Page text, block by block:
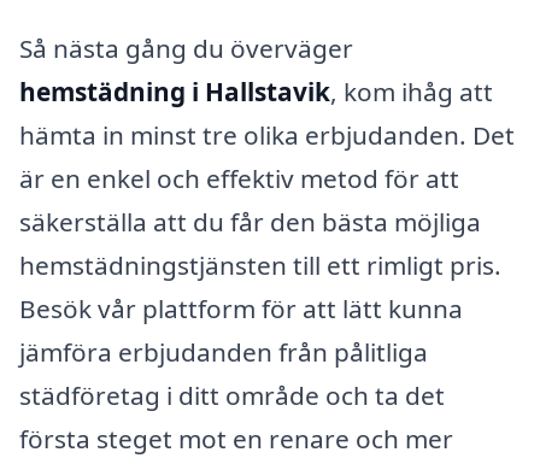
Så nästa gång du överväger
hemstädning i Hallstavik, kom ihåg att
hämta in minst tre olika erbjudanden. Det
är en enkel och effektiv metod för att
säkerställa att du får den bästa möjliga
hemstädningstjänsten till ett rimligt pris.
Besök vår plattform för att lätt kunna
jämföra erbjudanden från pålitliga
städföretag i ditt område och ta det
första steget mot en renare och mer